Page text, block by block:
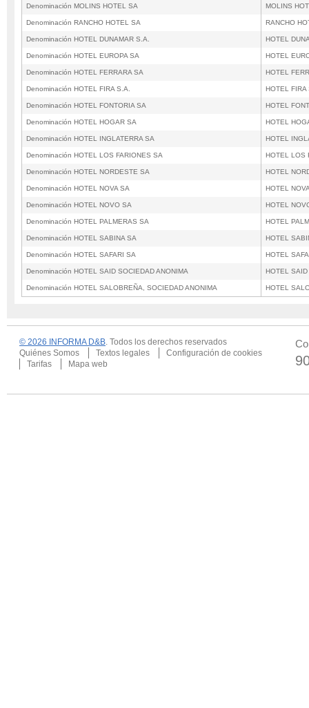
Denominación MOLINS HOTEL SA MOLINS
Denominación RANCHO HOTEL SA RANCHO
Denominación HOTEL DUNAMAR S.A. HOTEL
Denominación HOTEL EUROPA SA HOTEL
Denominación HOTEL FERRARA SA HOTEL
Denominación HOTEL FIRA S.A. HOTEL FIRA
Denominación HOTEL FONTORIA SA HOTEL
Denominación HOTEL HOGAR SA HOTEL
Denominación HOTEL INGLATERRA SA HOTEL
Denominación HOTEL LOS FARIONES SA HOTEL LOS
Denominación HOTEL NORDESTE SA HOTEL
Denominación HOTEL NOVA SA HOTEL
Denominación HOTEL NOVO SA HOTEL
Denominación HOTEL PALMERAS SA HOTEL
Denominación HOTEL SABINA SA HOTEL
Denominación HOTEL SAFARI SA HOTEL
Denominación HOTEL SAID SOCIEDAD ANONIMA HOTEL SAID
Denominación HOTEL SALOBREÑA, SOCIEDAD ANONIMA HOTEL
© 2026 INFORMA D&B. Todos los derechos reservados
Quiénes Somos
Textos legales
Configuración de cookies
Tarifas
Mapa web